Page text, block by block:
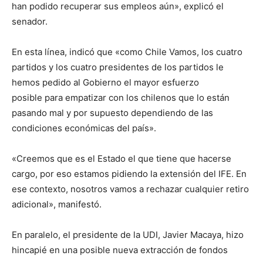
han podido recuperar sus empleos aún», explicó el
senador.
En esta línea, indicó que «como Chile Vamos, los cuatro
partidos y los cuatro presidentes de los partidos le
hemos pedido al Gobierno el mayor esfuerzo
posible para empatizar con los chilenos que lo están
pasando mal y por supuesto dependiendo de las
condiciones económicas del país».
«Creemos que es el Estado el que tiene que hacerse
cargo, por eso estamos pidiendo la extensión del IFE. En
ese contexto, nosotros vamos a rechazar cualquier retiro
adicional», manifestó.
En paralelo, el presidente de la UDI, Javier Macaya, hizo
hincapié en una posible nueva extracción de fondos